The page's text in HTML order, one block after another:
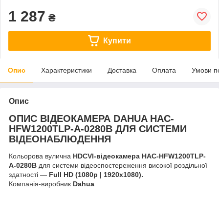
1 287 ₴
Купити
Опис Характеристики Доставка Оплата Умови
Опис
ОПИС ВІДЕОКАМЕРА DAHUA HAC-
HFW1200TLP-A-0280B ДЛЯ СИСТЕМИ
ВІДЕОНАБЛЮДЕННЯ
Кольорова вулична HDCVI-відеокамера HAC-HFW1200TLP-
A-0280B для системи відеоспостереження високої роздільної
здатності — Full HD (1080p | 1920х1080).
Компанія-виробник Dahua